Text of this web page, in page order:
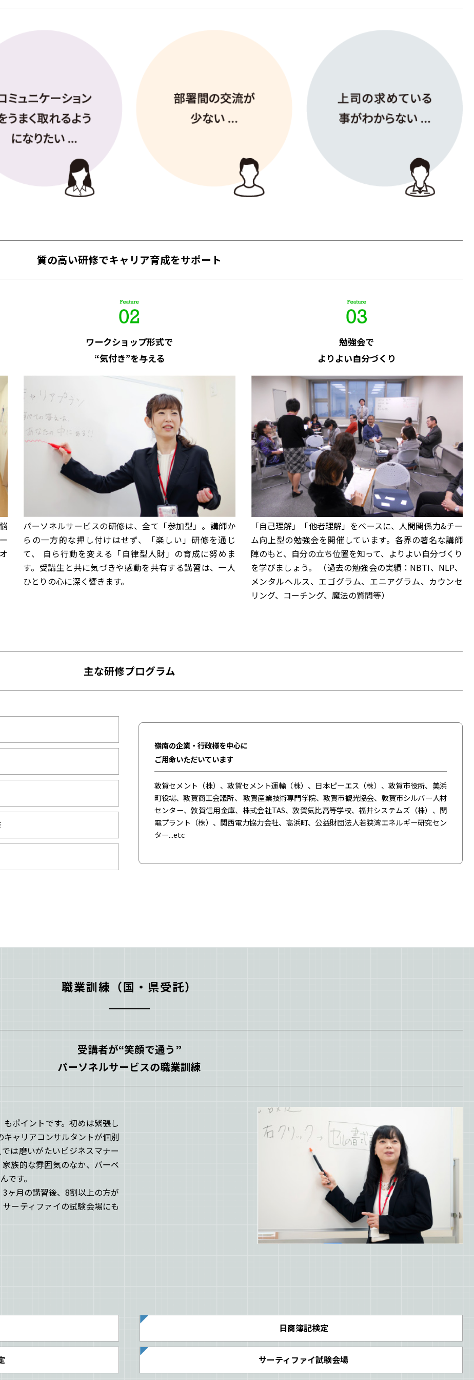
質の高い研修でキャリア育成をサポート
ワークショップ形式で
“気付き”を与える
パーソネルサービスの研修は、全て「参加型」。講師か
らの一方的な押し付けはせず、「楽しい」研修を通じ
て、 自ら行動を変える「自律型人財」の育成に努めま
す。受講生と共に気づきや感動を共有する講習は、一人
ひとりの心に深く響きます。
勉強会で
よりよい自分づくり
「自己理解」「他者理解」をベースに、人間関係力&チー
ム向上型の勉強会を開催しています。各界の著名な講師
陣のもと、自分の立ち位置を知って、よりよい自分づくり
を学びましょう。 （過去の勉強会の実績：NBTI、NLP、
メンタルヘルス、エゴグラム、エニアグラム、カウンセ
リング、コーチング、魔法の質問等）
主な研修プログラム
嶺南の企業・行政様を中心に
ご用命いただいています
敦賀セメント（株）、敦賀セメント運輸（株）、日本ピーエス（株）、敦賀市役所、美浜
町役場、敦賀商工会議所、 敦賀産業技術専門学院、敦賀市観光協会、敦賀市シルバー人材
センター、敦賀信用金庫、株式会社TAS、敦賀気比高等学校、福井システムズ（株）、関
電プラント（株）、関西電力協力会社、高浜町、公益財団法人若狭湾エネルギー研究セン
ター...etc
職業訓練（国・県受託）
受講者が“笑顔で通う”
パーソネルサービスの職業訓練
ポイントです。初めは緊張し
ャリアコンサルタントが個別
は磨いがたいビジネスマナー
族的な雰囲気のなか、バーベ
です。
ヶ月の講習後、8割以上の方が
ーティファイの試験会場にも
日商簿記検定
サーティファイ試験会場